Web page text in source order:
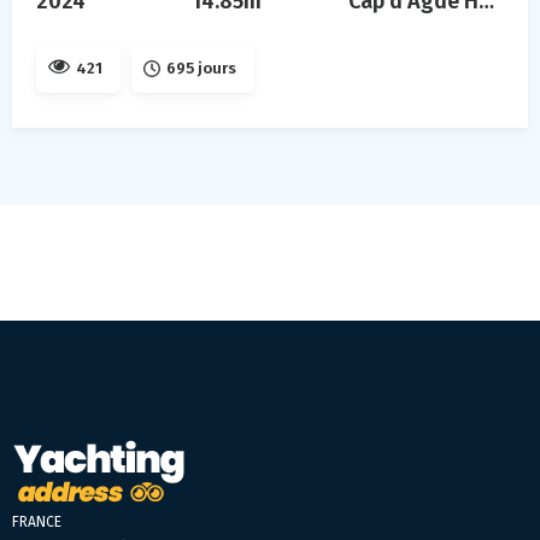
421 695 jours
FRANCE